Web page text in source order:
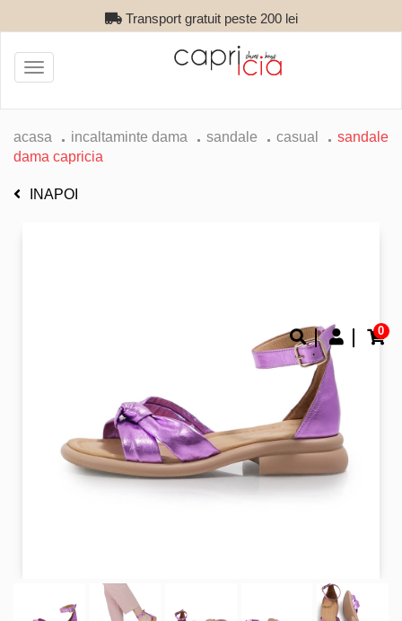
Transport gratuit peste 200 lei
0
Toggle
navigation
acasa incaltaminte dama sandale casual
sandale
dama capricia
INAPOI